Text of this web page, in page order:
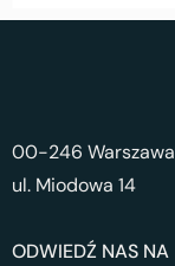
00-246 Warszawa
ul. Miodowa 14
ODWIEDŹ NAS NA